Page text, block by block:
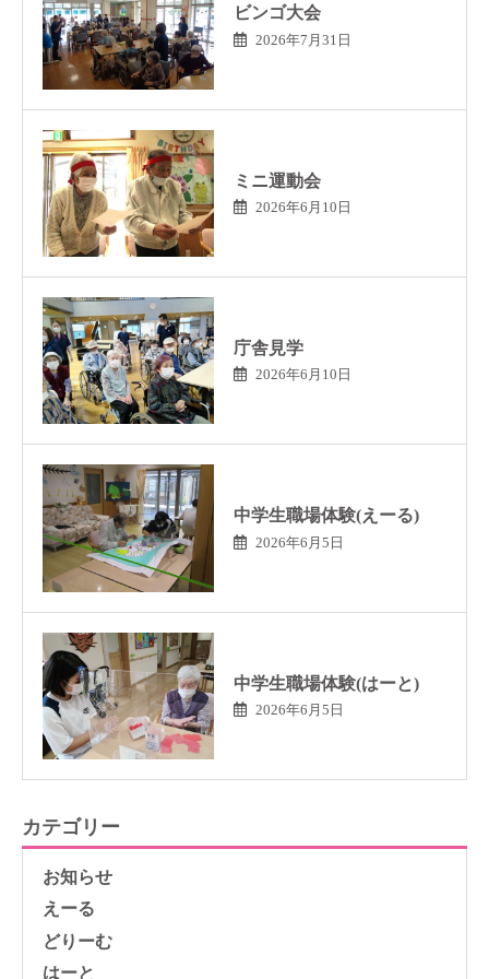
ビンゴ大会
2026年7月31日
ミニ運動会
2026年6月10日
庁舎見学
2026年6月10日
中学生職場体験(えーる)
2026年6月5日
中学生職場体験(はーと)
2026年6月5日
カテゴリー
お知らせ
えーる
どりーむ
はーと